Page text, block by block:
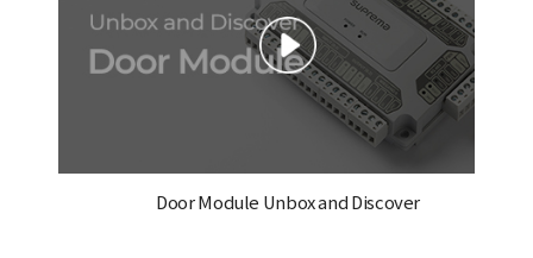
Door Module Unbox and Discover